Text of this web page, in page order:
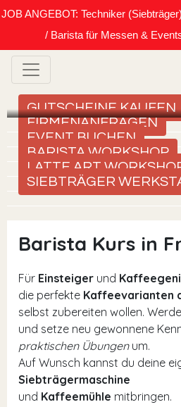
JOB ANGEBOT: Techniker
/ Barista für Messen &
GUTSCHEINE KAUFEN
FIRMENANFRAGEN
EVENT BUCHEN
BARISTA WORKSHOP
LATTE ART
SIEBTRÄGER
Barista Kurs in
Für Einsteiger und
die perfekte Kaffeevarianten
selbst zubereiten wollen.
und setze neu gewonnene
praktischen Übungenum.
Auf Wunsch kannst du deine
Siebträgermaschine
und Kaffeemühle mitbringen.